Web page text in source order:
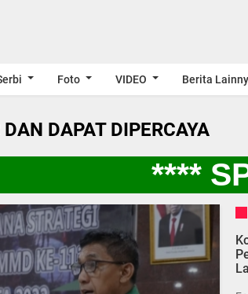
Foto VIDEO Berita
DAPAT DIPERCAYA
****